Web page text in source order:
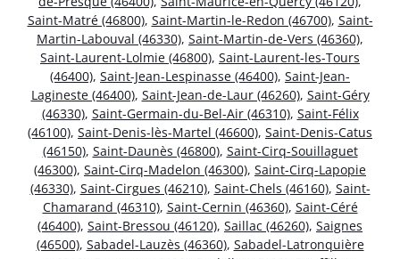
Saint-Matré (46800), Saint-Martin-le-Redon (46700), Saint-
Martin-Labouval (46330), Saint-Martin-de-Vers (46360),
Saint-Laurent-Lolmie (46800), Saint-Laurent-les-Tours
(46400), Saint-Jean-Lespinasse (46400), Saint-Jean-
Lagineste (46400), Saint-Jean-de-Laur (46260), Saint-Géry
(46330), Saint-Germain-du-Bel-Air (46310), Saint-Félix
(46100), Saint-Denis-lès-Martel (46600), Saint-Denis-Catus
(46150), Saint-Daunès (46800), Saint-Cirq-Souillaguet
(46300), Saint-Cirq-Madelon (46300), Saint-Cirq-Lapopie
(46330), Saint-Cirgues (46210), Saint-Chels (46160), Saint-
Chamarand (46310), Saint-Cernin (46360), Saint-Céré
(46400), Saint-Bressou (46120), Saillac (46260), Saignes
(46500), Sabadel-Lauzès (46360), Sabadel-Latronquière